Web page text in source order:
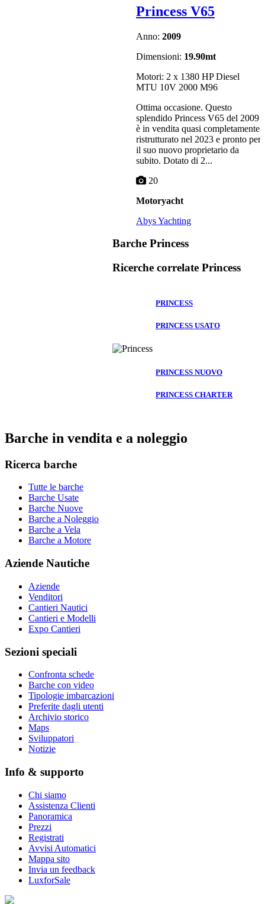
Princess V65
Anno: 2009
Dimensioni: 19.90mt
Motori: 2 x 1380 HP Diesel
MTU 10V 2000 M96
Ottima occasione. Questo
splendido Princess V65 del 2009
è in vendita quasi completamente
ristrutturato nel 2023 e pronto per
il suo nuovo proprietario da
subito. Dotato di 2...
20
Motoryacht
Abys Yachting
Barche Princess
Ricerche correlate Princess
PRINCESS
PRINCESS USATO
PRINCESS NUOVO
PRINCESS CHARTER
Barche in vendita e a noleggio
Ricerca barche
Tutte le barche
Barche Usate
Barche Nuove
Barche a Noleggio
Barche a Vela
Barche a Motore
Aziende Nautiche
Aziende
Venditori
Cantieri Nautici
Cantieri e Modelli
Expo Cantieri
Sezioni speciali
Confronta schede
Barche con video
Tipologie imbarcazioni
Preferite dagli utenti
Archivio storico
Maps
Sviluppatori
Notizie
Info & supporto
Chi siamo
Assistenza Clienti
Panoramica
Prezzi
Registrati
Avvisi Automatici
Mappa sito
Invia un feedback
LuxforSale